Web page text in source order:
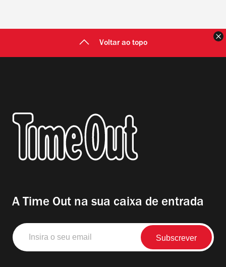
Voltar ao topo
A Time Out na sua caixa de entrada
Insira
o
seu